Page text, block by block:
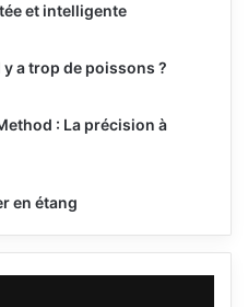
et intelligente
a trop de poissons ?
: La précision à
en étang